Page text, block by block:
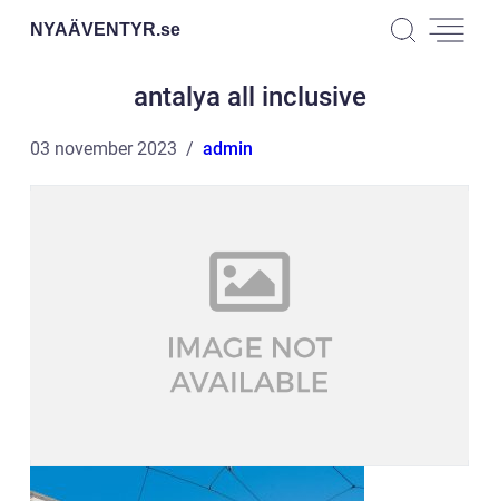
NYAÄVENTYR.se
antalya all inclusive
03 november 2023 admin